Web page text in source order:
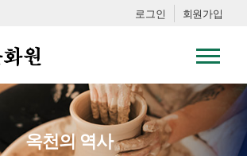
로그인 회원가입
옥천의 역사